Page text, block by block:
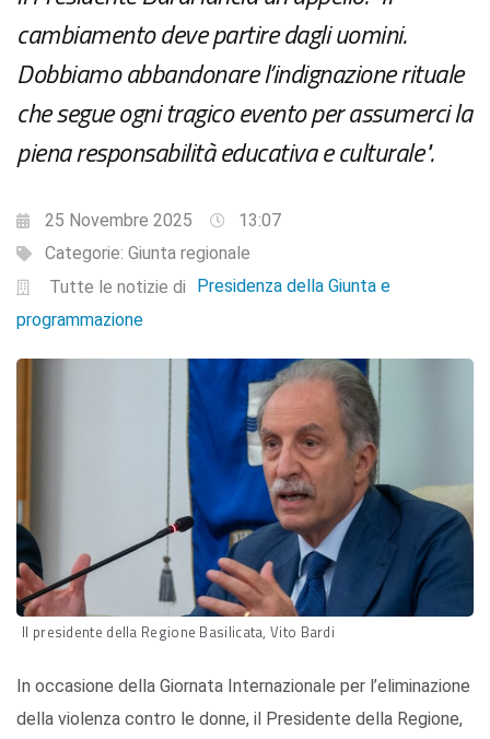
cambiamento deve partire dagli uomini.
Dobbiamo abbandonare l’indignazione rituale
che segue ogni tragico evento per assumerci la
piena responsabilità educativa e culturale".
25 Novembre 2025
13:07
Categorie: Giunta regionale
Tutte le notizie di
Presidenza della Giunta e
programmazione
Il presidente della Regione Basilicata, Vito Bardi
In occasione della Giornata Internazionale per l’eliminazione
della violenza contro le donne, il Presidente della Regione,